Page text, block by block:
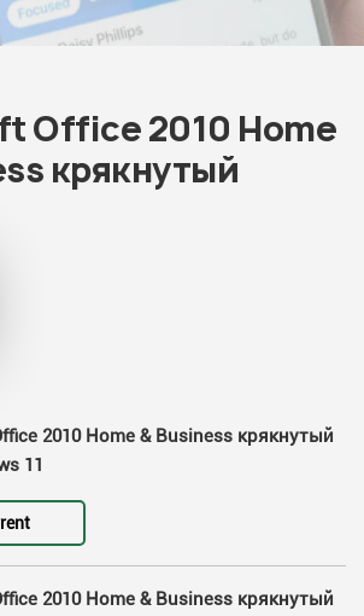
Office 2010 Home
крякнутый
2010 Home & Business крякнутый
11
2010 Home & Business крякнутый